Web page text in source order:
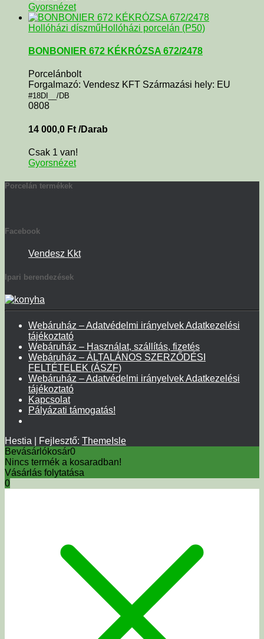
Gyorsnézet
Hollóházi díszműHollóházi porcelán (P50)
BONBONIER 672 KÉKRÓZSA 672/2478
Porcelánbolt
Forgalmazó: Vendesz KFT Származási hely: EU
#18DI__/DB
0808
14 000,0 Ft /Darab
Csak 1 van!
Gyorsnézet
Porcelán termékek
Facebook
Vendesz Kkt
Ipari berendezések
Webáruház – Adatvédelmi irányelvek Adatkezelési
tájékoztató
Webáruház – Használat, szállítás, fizetés
Webáruház – ÁLTALÁNOS SZERZŐDÉSI
FELTÉTELEK (ÁSZF)
Webáruház – Adatvédelmi irányelvek Adatkezelési
tájékoztató
Kapcsolat
Pályázati támogatás!
Hestia | Fejlesztő: ThemeIsle
Bevásárlókosár0
Nincs termék a kosaradban!
Vásárlás folytatása
0